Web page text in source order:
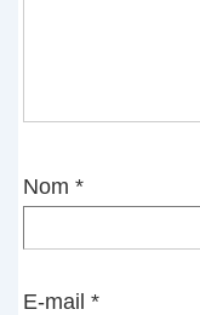
Nom *
E-mail *